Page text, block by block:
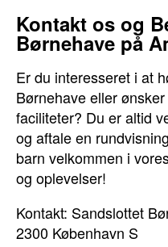
Kontakt os og
Børnehave på
Er du interesseret i at
Børnehave eller
faciliteter? Du er altid
og aftale en
barn velkommen i
og oplevelser!
Kontakt: Sandslottet
2300 København S